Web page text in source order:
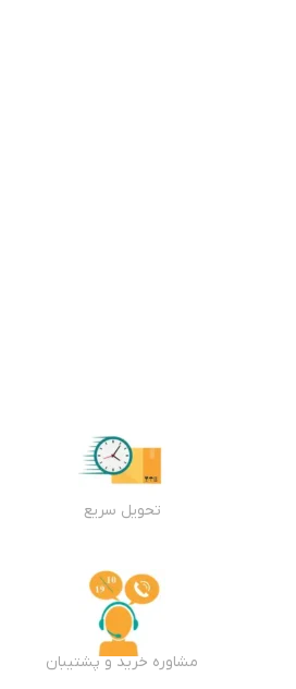
تحویل سریع
مشاوره خرید و پشتیبان